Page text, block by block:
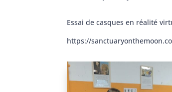
Essai de casques en réalité
https://